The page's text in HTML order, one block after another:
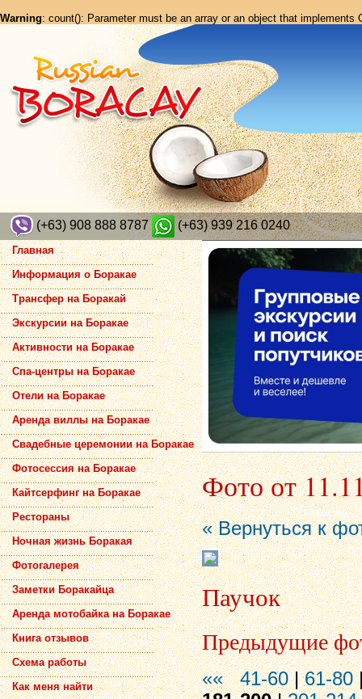
Warning: count(): Parameter must be an array or an object that implements
(+63) 908 888 8787 (+63) 939 216 0240
Главная
Информация о Боракае
Трансфер на Боракай
Экскурсии на Боракае
Активности на Боракае
Спа-центры на Боракае
Отели на Боракае
Аренда виллы на Боракае
Свадебные церемонии на Боракае
Фотосессия на Боракае
Кайтсерфинг на Боракае
Рестораны
Ночная жизнь Боракая
Фотогалерея
Заметки Боракайца
Аренда мотобайка на Боракае
Книга отзывов
Схема работы
Как меня найти
Фото от
« Вернуться к
Паучок
Предыдущие
«« 41-60|61-80